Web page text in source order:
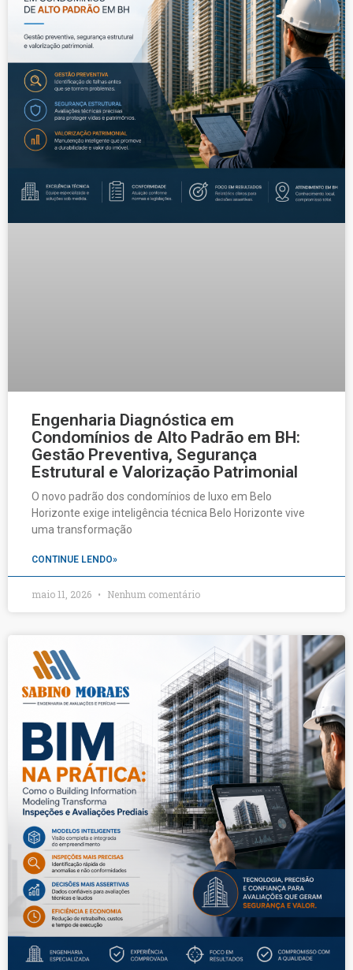
Engenharia Diagnóstica em
Condomínios de Alto Padrão em BH:
Gestão Preventiva, Segurança
Estrutural e Valorização Patrimonial
O novo padrão dos condomínios de luxo em Belo
Horizonte exige inteligência técnica Belo Horizonte vive
uma transformação
CONTINUE LENDO»
maio 11, 2026 Nenhum comentário